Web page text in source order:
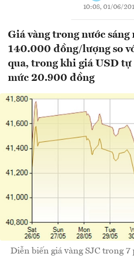
10:08, 01/06/
Giá vàng trong nước sáng
140.000 đồng/lượng so
qua, trong khi giá USD
mức 20.900 đồng
Diễn biến giá vàng SJC trong